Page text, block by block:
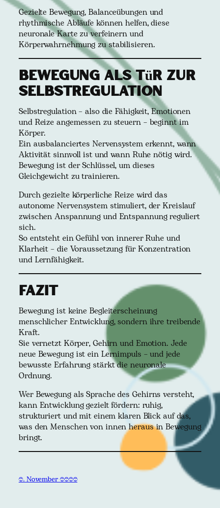
Gezielte Bewegung, Balanceübungen und
rhythmische Abläufe können helfen, diese
neuronale Karte zu verfeinern und
Körperwahrnehmung zu stabilisieren.
Bewegung als Tür zur
Selbstregulation
Selbstregulation – also die Fähigkeit, Emotionen
und Reize angemessen zu steuern – beginnt im
Körper.
Ein ausbalanciertes Nervensystem erkennt, wann
Aktivität sinnvoll ist und wann Ruhe nötig wird.
Bewegung ist der Schlüssel, um dieses
Gleichgewicht zu trainieren.
Durch gezielte körperliche Reize wird das
autonome Nervensystem stimuliert, der Kreislauf
zwischen Anspannung und Entspannung reguliert
sich.
So entsteht ein Gefühl von innerer Ruhe und
Klarheit – die Voraussetzung für Konzentration
und Lernfähigkeit.
Fazit
Bewegung ist keine Begleiterscheinung
menschlicher Entwicklung, sondern ihre treibende
Kraft.
Sie vernetzt Körper, Gehirn und Emotion. Jede
neue Bewegung ist ein Lernimpuls – und jede
bewusste Erfahrung stärkt die neuronale
Ordnung.
Wer Bewegung als Sprache des Gehirns versteht,
kann Entwicklung gezielt fördern: ruhig,
strukturiert und mit einem klaren Blick auf das,
was den Menschen von innen heraus in Bewegung
bringt.
6. November 2025